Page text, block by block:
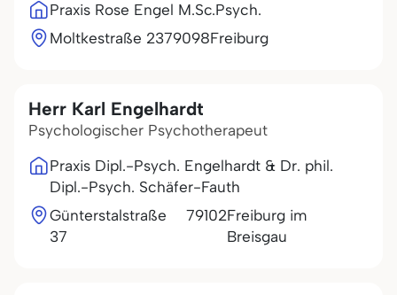
Praxis Rose Engel M.Sc.Psych.
Moltkestraße 2379098Freiburg
Herr Karl Engelhardt
Psychologischer Psychotherapeut
Praxis Dipl.-Psych. Engelhardt & Dr. phil.
Dipl.-Psych. Schäfer-Fauth
Günterstalstraße
37
79102Freiburg im
Breisgau